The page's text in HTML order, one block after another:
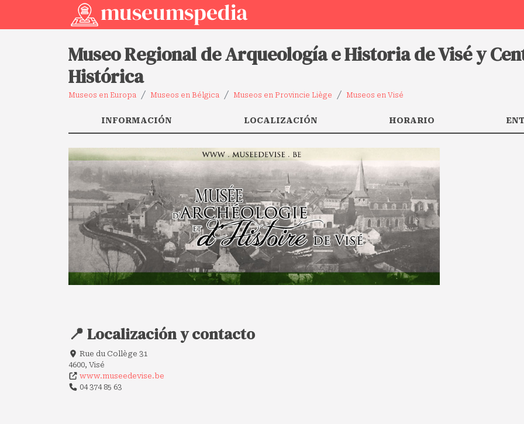
Museo Regional de Arqueología e Historia de Visé y
Histórica
Museos en Europa Museos en Bélgica Museos en Provincie Liège Museos en Visé
INFORMACIÓN LOCALIZACIÓN HORARIO
📍 Localización y contacto
Rue du Collège 31
4600, Visé
www.museedevise.be
04 374 85 63